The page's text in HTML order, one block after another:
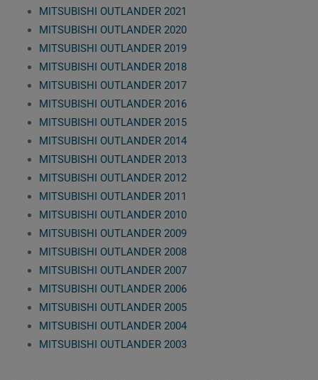
MITSUBISHI OUTLANDER 2021
MITSUBISHI OUTLANDER 2020
MITSUBISHI OUTLANDER 2019
MITSUBISHI OUTLANDER 2018
MITSUBISHI OUTLANDER 2017
MITSUBISHI OUTLANDER 2016
MITSUBISHI OUTLANDER 2015
MITSUBISHI OUTLANDER 2014
MITSUBISHI OUTLANDER 2013
MITSUBISHI OUTLANDER 2012
MITSUBISHI OUTLANDER 2011
MITSUBISHI OUTLANDER 2010
MITSUBISHI OUTLANDER 2009
MITSUBISHI OUTLANDER 2008
MITSUBISHI OUTLANDER 2007
MITSUBISHI OUTLANDER 2006
MITSUBISHI OUTLANDER 2005
MITSUBISHI OUTLANDER 2004
MITSUBISHI OUTLANDER 2003